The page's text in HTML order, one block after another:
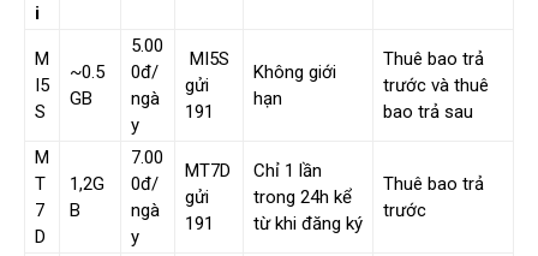
i
M
I5
S
~0.5
GB
5.00
0đ/
ngà
y
MI5S
gửi
191
Không giới
hạn
Thuê bao trả
trước và thuê
bao trả sau
M
T
7
D
1,2G
B
7.00
0đ/
ngà
y
MT7D
gửi
191
Chỉ 1 lần
trong 24h kể
từ khi đăng ký
Thuê bao trả
trước